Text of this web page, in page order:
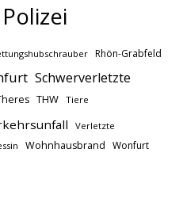
Polizei
Rhön-Grabfeld
Schwerverletzte
THW Tiere
Verletzte
Wohnhausbrand Wonfurt